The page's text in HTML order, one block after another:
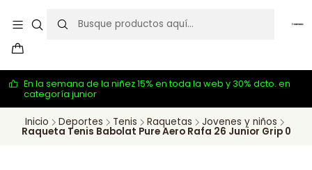
En la semana de la niñez 15% en toda la web y 30% dcto. en
categoría junior
Inicio Deportes Tenis Raquetas Jovenes y niños
Raqueta Tenis Babolat Pure Aero Rafa 26 Junior Grip 0